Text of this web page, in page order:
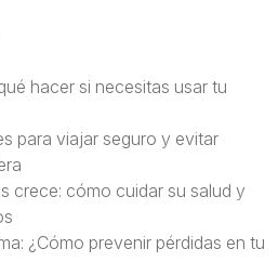
hacer si necesitas usar tu
para viajar seguro y evitar
crece: cómo cuidar su salud y
¿Cómo prevenir pérdidas en tu